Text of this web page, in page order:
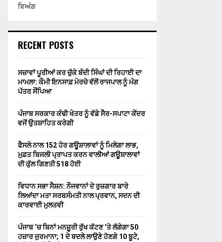
ਵਿਅੰਗ
RECENT POSTS
ਸਜ਼ਾਵਾਂ ਪੂਰੀਆਂ ਕਰ ਚੁੱਕੇ ਬੰਦੀ ਸਿੰਘਾਂ ਦੀ ਰਿਹਾਈ ਦਾ
ਮਾਮਲਾ: ਕੌਮੀ ਇਨਸਾਫ਼ ਮੋਰਚੇ ਵੱਲੋਂ ਰਾਜਪਾਲ ਨੂੰ ਮੰਗ
ਪੱਤਰ ਸੌਂਪਿਆ
ਪੰਜਾਬ ਸਰਕਾਰ ਕੰਢੀ ਖੇਤਰ ਨੂੰ ਵੱਡੇ ਸੈਰ-ਸਪਾਟਾ ਕੇਂਦਰ
ਵਜੋਂ ਉਤਸ਼ਾਹਿਤ ਕਰੇਗੀ
ਫੈਸਲੇ ਨਾਲ 152 ਹੋਰ ਗਊਸ਼ਾਲਾਵਾਂ ਨੂੰ ਮਿਲੇਗਾ ਲਾਭ,
ਮੁਫ਼ਤ ਬਿਜਲੀ ਪ੍ਰਾਪਤ ਕਰਨ ਵਾਲੀਆਂ ਗਊਸ਼ਾਲਾਵਾਂ
ਦੀ ਕੁੱਲ ਗਿਣਤੀ 518 ਹੋਈ
ਵਿਧਾਨ ਸਭਾ ਸੈਸ਼ਨ: ਨੌਜਵਾਨਾਂ ਦੇ ਰੁਜ਼ਗਾਰ ਬਾਰੇ
ਲਿਆਂਦਾ ਮਤਾ ਸਰਬਸੰਮਤੀ ਨਾਲ ਪ੍ਰਵਾਨ, ਸਦਨ ਦੀ
ਕਾਰਵਾਈ ਮੁਲਤਵੀ
ਪੰਜਾਬ ‘ਚ ਬਿਨਾਂ ਮਨਜ਼ੂਰੀ ਰੁੱਖ ਕੱਟਣ ‘ਤੇ ਲੱਗੇਗਾ 50
ਹਜ਼ਾਰ ਜੁਰਮਾਨਾ; 1 ਦੇ ਬਦਲੇ ਲਾਉਣੇ ਹੋਣਗੇ 10 ਬੂਟੇ,